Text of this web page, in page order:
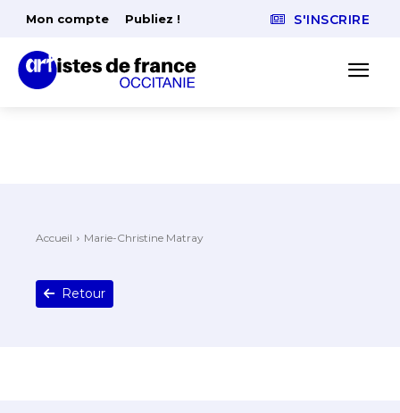
Mon compte Publiez ! S'INSCRIRE
Accueil Marie-Christine Matray
Retour